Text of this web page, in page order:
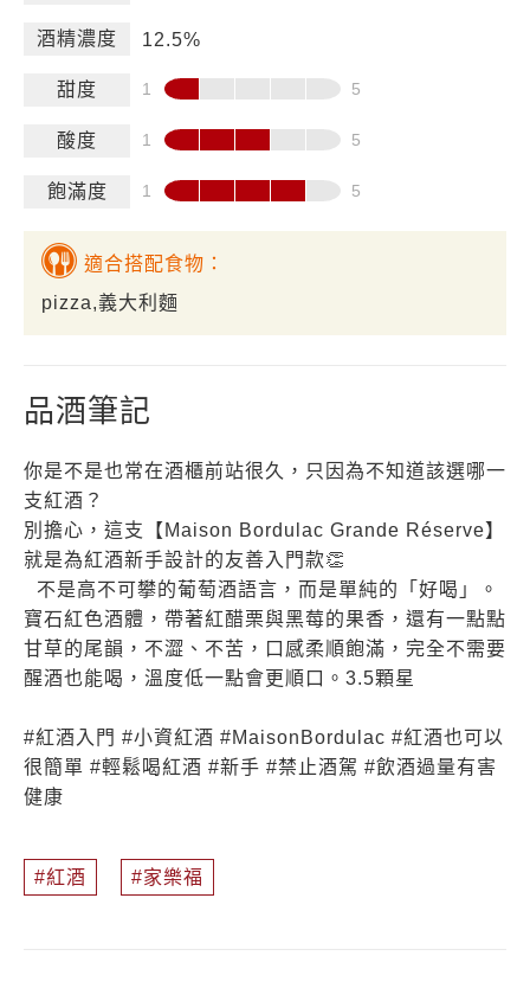
酒精濃度 12.5%
甜度
酸度
飽滿度
適合搭配食物：
pizza,義大利麵
品酒筆記
你是不是也常在酒櫃前站很久，只因為不知道該選哪一
支紅酒？
別擔心，這支【Maison Bordulac Grande Réserve】
就是為紅酒新手設計的友善入門款👏
不是高不可攀的葡萄酒語言，而是單純的「好喝」。
寶石紅色酒體，帶著紅醋栗與黑莓的果香，還有一點點
甘草的尾韻，不澀、不苦，口感柔順飽滿，完全不需要
醒酒也能喝，溫度低一點會更順口。3.5顆星
#紅酒入門 #小資紅酒 #MaisonBordulac #紅酒也可以
很簡單 #輕鬆喝紅酒 #新手 #禁止酒駕 #飲酒過量有害
健康
紅酒 家樂福